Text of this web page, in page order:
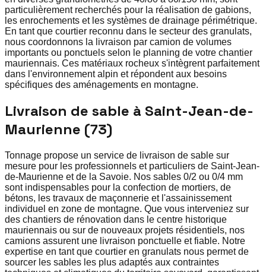
particulièrement recherchés pour la réalisation de gabions,
les enrochements et les systèmes de drainage périmétrique.
En tant que courtier reconnu dans le secteur des granulats,
nous coordonnons la livraison par camion de volumes
importants ou ponctuels selon le planning de votre chantier
mauriennais. Ces matériaux rocheux s'intègrent parfaitement
dans l'environnement alpin et répondent aux besoins
spécifiques des aménagements en montagne.
Livraison de sable à Saint-Jean-de-
Maurienne (73)
Tonnage propose un service de livraison de sable sur
mesure pour les professionnels et particuliers de Saint-Jean-
de-Maurienne et de la Savoie. Nos sables 0/2 ou 0/4 mm
sont indispensables pour la confection de mortiers, de
bétons, les travaux de maçonnerie et l'assainissement
individuel en zone de montagne. Que vous interveniez sur
des chantiers de rénovation dans le centre historique
mauriennais ou sur de nouveaux projets résidentiels, nos
camions assurent une livraison ponctuelle et fiable. Notre
expertise en tant que courtier en granulats nous permet de
sourcer les sables les plus adaptés aux contraintes